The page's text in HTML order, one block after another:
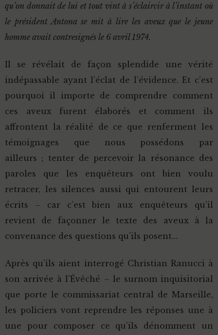
qu’on donnait de lui et tout vint à s’éclaircir à l’instant où
le président Antona se mit à lire les aveux que le jeune
homme avait contresignés le 6 avril 1974.
Il se révélait de façon splendide une vérité
indépassable ayant l’éclat de l’évidence. Et c’est
pourquoi il importe de comprendre comment
ces aveux furent élaborés et comment ils
affrontent la réalité de ce que renferment les
témoignages que nous possédons par
ailleurs ; tenter de percevoir la résonance des
paroles que les enquêteurs ont bien voulu
retracer, les silences aussi qui entourent leurs
écrits – car c’est bien aux enquêteurs qu’il
revient de façonner le texte des aveux à la
convenance des questions qu’ils posent…
Après qu’ils aient interrogé Christian Ranucci à
son arrivée à l’Évêché – le surnom inquisitorial
que porte le commissariat central de Marseille,
les policiers vont reprendre les réponses une à
une pour composer ce qu’ils dénomment un